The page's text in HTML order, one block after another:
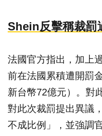
Shein反擊稱裁罰
法國官方指出，加上
前在法國累積遭開罰
新台幣72億元）。對
對此次裁罰提出異議
不成比例」，並強調